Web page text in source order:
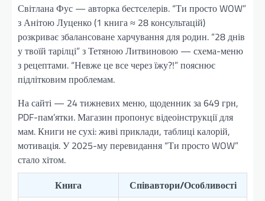
Світлана Фус — авторка бестселерів. “Ти просто WOW”
з Анітою Луценко (1 книга ≈ 28 консультацій)
розкриває збалансоване харчування для родин. “28 днів
у твоїй тарілці” з Тетяною Литвиновою — схема-меню
з рецептами. “Невже це все через їжу?!” пояснює
підлітковим проблемам.
На сайті — 24 тижневих меню, щоденник за 649 грн,
PDF-пам’ятки. Магазин пропонує відеоінструкції для
мам. Книги не сухі: живі приклади, таблиці калорій,
мотивація. У 2025-му перевидання “Ти просто WOW”
стало хітом.
Книга
Співавтори/Особливості